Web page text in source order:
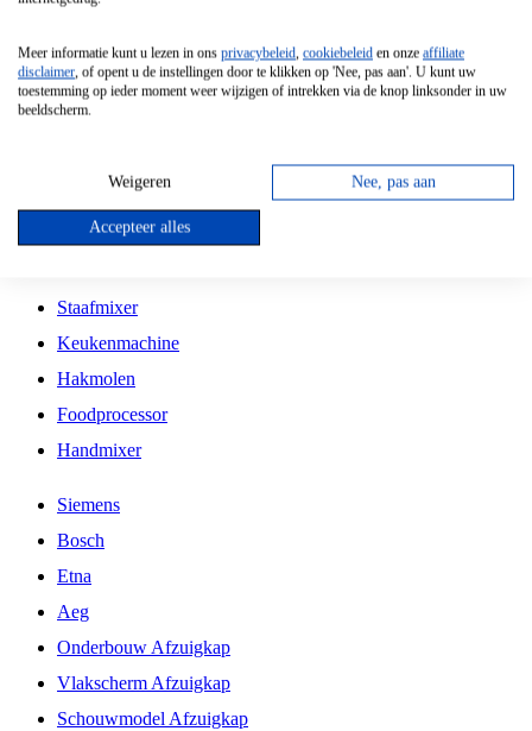
Vrijstaande Magnetron
Vrijstaande Kookplaat
Inbouw Gaskookplaat
Inbouw Keramische Kookplaat
Kookplaat Accessoires
Staafmixer
Keukenmachine
Hakmolen
Foodprocessor
Handmixer
Siemens
Bosch
Etna
Aeg
Onderbouw Afzuigkap
Vlakscherm Afzuigkap
Schouwmodel Afzuigkap
Meer informatie kunt u lezen in ons privacybeleid, cookiebeleid en onze affiliate
disclaimer, of opent u de instellingen door te klikken op 'Nee, pas aan'. U kunt uw
toestemming op ieder moment weer wijzigen of intrekken via de knop linksonder in uw
beeldscherm.
Weigeren Nee, pas aan
Accepteer alles